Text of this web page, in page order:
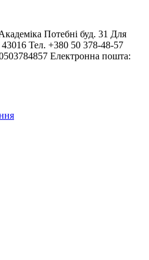
Потебні буд. 31 Для
Тел. +380 50 378-48-57
Електронна пошта: